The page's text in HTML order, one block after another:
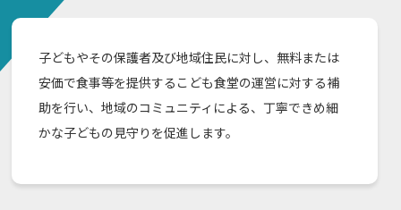
子どもやその保護者及び地域住民に対し、無料または
安価で食事等を提供するこども食堂の運営に対する補
助を行い、地域のコミュニティによる、丁寧できめ細
かな子どもの見守りを促進します。